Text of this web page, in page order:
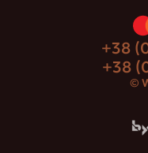
©
+38
+38